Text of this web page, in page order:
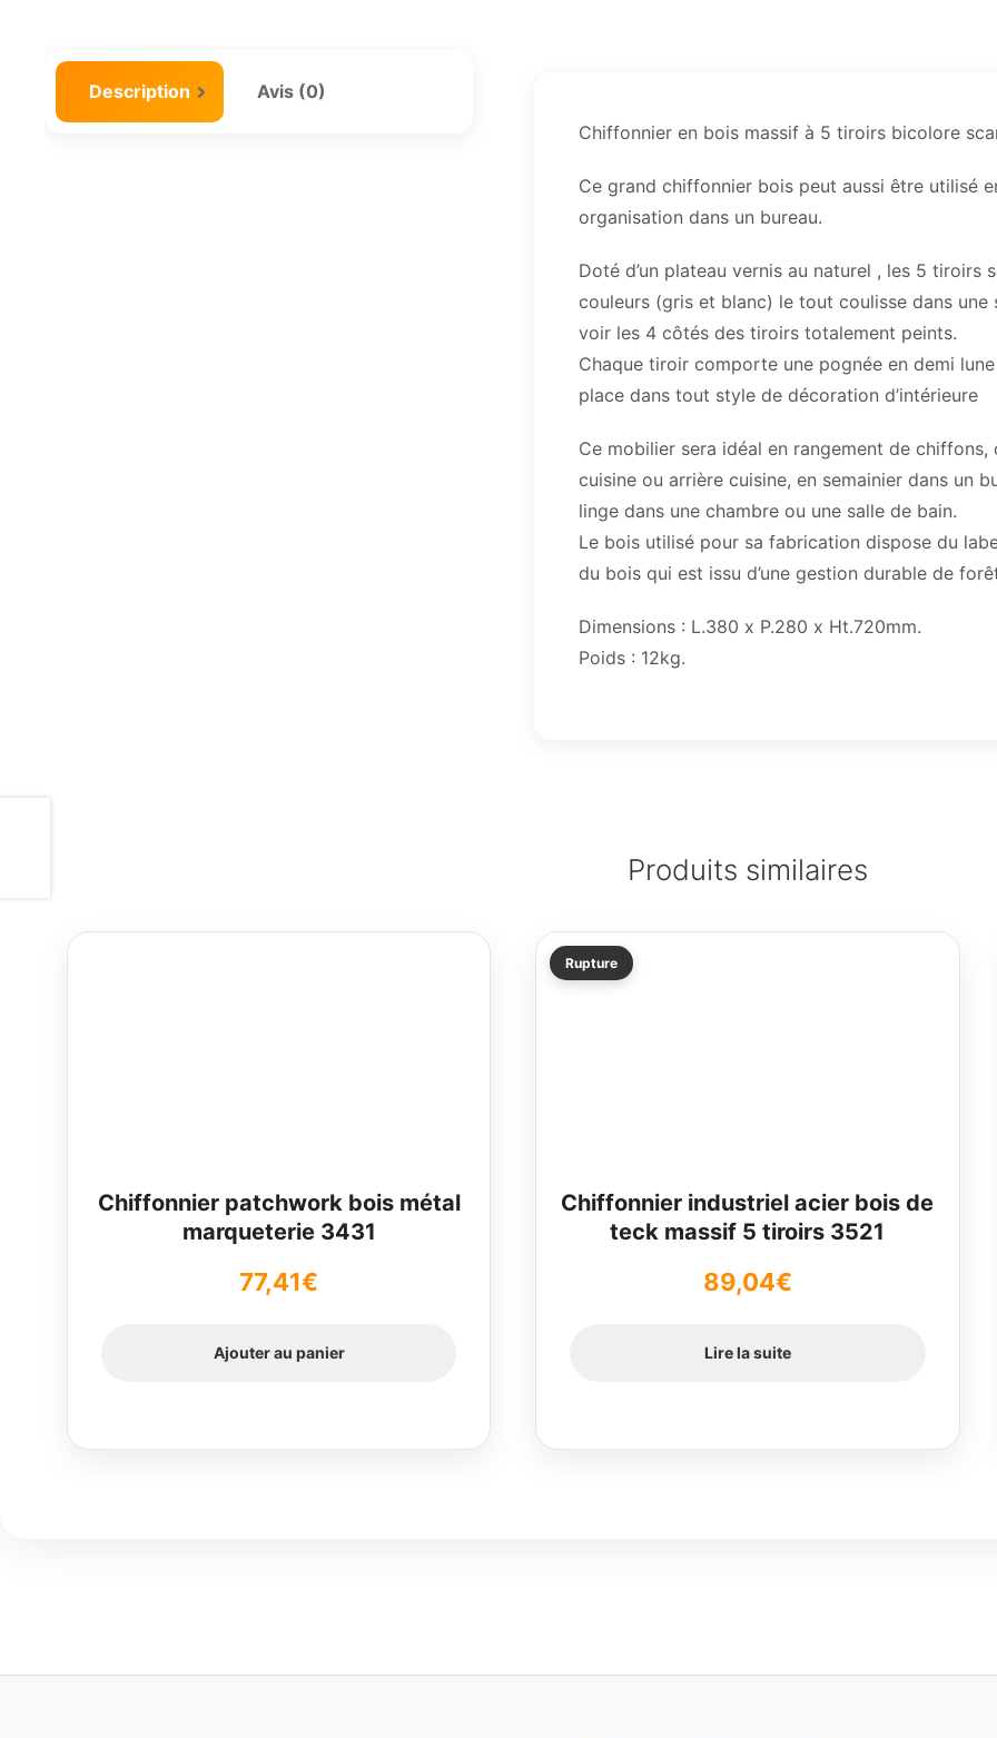
Description
Avis (0)
Chiffonnier en bois massif à 5 tiroirs bicolore
Ce grand chiffonnier bois peut aussi être utilisé
organisation dans un bureau.
Doté d’un plateau vernis au naturel , les 5
couleurs (gris et blanc) le tout coulisse dans
voir les 4 côtés des tiroirs totalement peints.
Chaque tiroir comporte une pognée en demi
place dans tout style de décoration d’intérieure
Ce mobilier sera idéal en rangement de
cuisine ou arrière cuisine, en semainier dans un
linge dans une chambre ou une salle de bain.
Le bois utilisé pour sa fabrication dispose du
du bois qui est issu d’une gestion durable de
Dimensions : L.380 x P.280 x Ht.720mm.
Poids : 12kg.
Produits similaires
Chiffonnier patchwork bois métal
marqueterie 3431
77,41€
Ajouter au panier
Rupture
Chiffonnier industriel acier bois de
teck massif 5 tiroirs 3521
89,04€
Lire la suite